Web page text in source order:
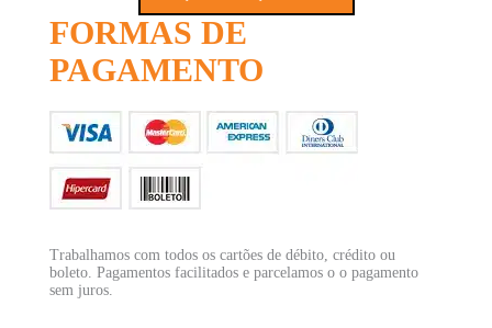
FORMAS DE
PAGAMENTO
Trabalhamos com todos os cartões de débito, crédito ou
boleto. Pagamentos facilitados e parcelamos o o pagamento
sem juros.
27